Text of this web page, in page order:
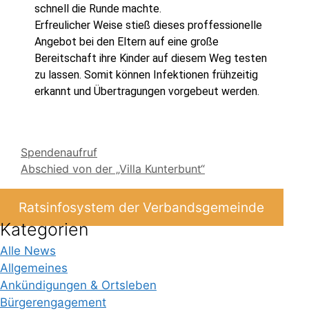
schnell die Runde machte.
Erfreulicher Weise stieß dieses proffessionelle
Angebot bei den Eltern auf eine große
Bereitschaft ihre Kinder auf diesem Weg testen
zu lassen. Somit können Infektionen frühzeitig
erkannt und Übertragungen vorgebeut werden.
Spendenaufruf
Abschied von der „Villa Kunterbunt“
Ratsinfosystem der Verbandsgemeinde
Kategorien
Alle News
Allgemeines
Ankündigungen & Ortsleben
Bürgerengagement